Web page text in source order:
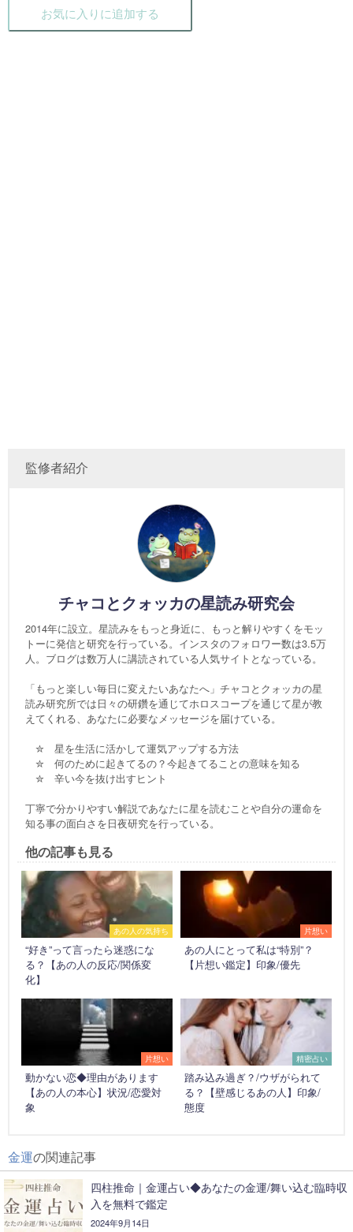
お気に入りに追加する
監修者紹介
チャコとクォッカの星読み研究会
2014年に設立。星読みをもっと身近に、もっと解りやすくをモッ
トーに発信と研究を行っている。インスタのフォロワー数は3.5万
人。ブログは数万人に講読されている人気サイトとなっている。
「もっと楽しい毎日に変えたいあなたへ」チャコとクォッカの星
読み研究所では日々の研鑽を通じてホロスコープを通じて星が教
えてくれる、あなたに必要なメッセージを届けている。
✮ 星を生活に活かして運気アップする方法
✮ 何のために起きてるの？今起きてることの意味を知る
✮ 辛い今を抜け出すヒント
丁寧で分かりやすい解説であなたに星を読むことや自分の運命を
知る事の面白さを日夜研究を行っている。
他の記事も見る
あの人の気持ち
“好き”って言ったら迷惑にな
る？【あの人の反応/関係変
化】
片想い
あの人にとって私は“特別”？
【片想い鑑定】印象/優先
片想い
動かない恋◆理由があります
【あの人の本心】状況/恋愛対
象
精密占い
踏み込み過ぎ？/ウザがられて
る？【壁感じるあの人】印象/
態度
金運の関連記事
四柱推命｜金運占い◆あなたの金運/舞い込む臨時収
入を無料で鑑定
2024年9月14日